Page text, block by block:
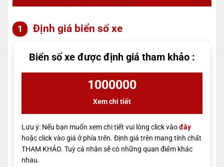
Định giá biển số xe
Biển số xe được định giá tham khảo :
1000000
Xem chi tiết
Lưu ý: Nếu bạn muốn xem chi tiết vui lòng click vàođây
hoặc click vào giá ở phía trên. Định giá trên mang tính chất
THAM KHẢO. Tuỳ cá nhân sẽ có những quan điểm khác
nhau.